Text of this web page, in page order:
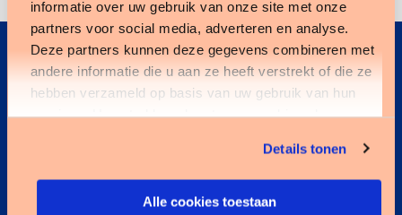
informatie over uw gebruik van onze site met onze
partners voor social media, adverteren en analyse.
Deze partners kunnen deze gegevens combineren met
andere informatie die u aan ze heeft verstrekt of die ze
hebben verzameld op basis van uw gebruik van hun
services. U gaat akkoord met onze cookies als u onze
Details tonen
Alle cookies toestaan
Bekijk de opname
Vul onderstaande gegevens in en ontvang de
opname van het webinar.